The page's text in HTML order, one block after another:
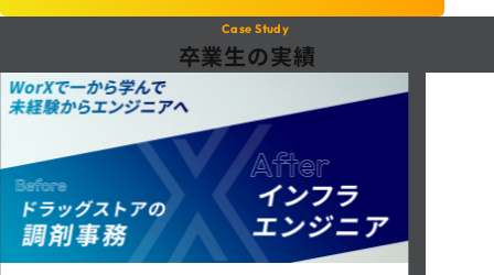
Case Study
卒業生の実績